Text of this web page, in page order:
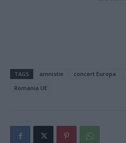
TAGS amnistie concert Europa
Romania UE